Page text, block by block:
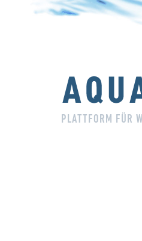
PLATTFORM FÜR